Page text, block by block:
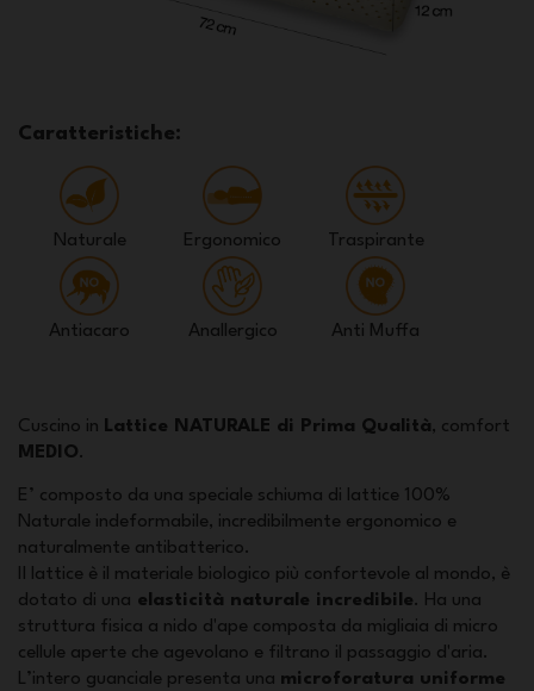
Caratteristiche:
Naturale Ergonomico Traspirante
Antiacaro Anallergico Anti Muffa
Cuscino in Lattice NATURALE di Prima Qualità, comfort
MEDIO.
E’ composto da una speciale schiuma di lattice 100%
Naturale indeformabile, incredibilmente ergonomico e
naturalmente antibatterico.
Il lattice è il materiale biologico più confortevole al mondo, è
dotato di una elasticità naturale incredibile. Ha una
struttura fisica a nido d'ape composta da migliaia di micro
cellule aperte che agevolano e filtrano il passaggio d'aria.
L’intero guanciale presenta una microforatura uniforme